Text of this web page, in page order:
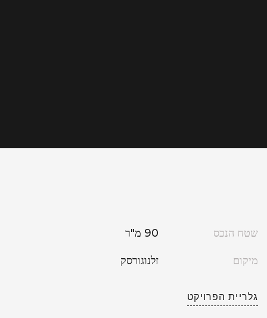
שטח הנכס 90 מ"ר
מיקום זלנוגורסק
גלריית הפרויקט